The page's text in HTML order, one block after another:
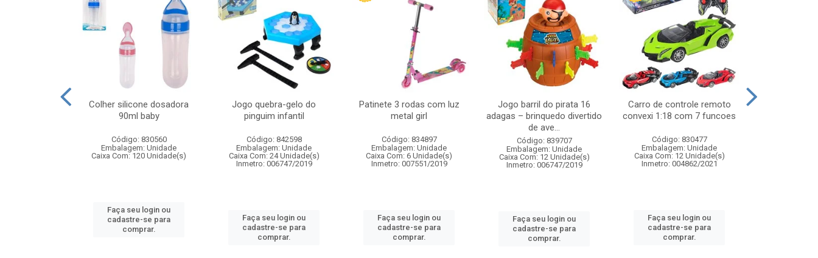
Colher silicone dosadora
90ml baby
Código: 830560
Embalagem: Unidade
Caixa Com: 120 Unidade(s)
Faça seu login ou
cadastre-se para
comprar.
Jogo quebra-gelo do
pinguim infantil
Código: 842598
Embalagem: Unidade
Caixa Com: 24 Unidade(s)
Inmetro: 006747/2019
Faça seu login ou
cadastre-se para
comprar.
Patinete 3 rodas com luz
metal girl
Código: 834897
Embalagem: Unidade
Caixa Com: 6 Unidade(s)
Inmetro: 007551/2019
Faça seu login ou
cadastre-se para
comprar.
Jogo barril do pirata 16
adagas – brinquedo divertido
de ave...
Código: 839707
Embalagem: Unidade
Caixa Com: 12 Unidade(s)
Inmetro: 006747/2019
Faça seu login ou
cadastre-se para
comprar.
Carro de controle remoto
convexi 1:18 com 7 funcoes
Código: 830477
Embalagem: Unidade
Caixa Com: 12 Unidade(s)
Inmetro: 004862/2021
Faça seu login ou
cadastre-se para
comprar.